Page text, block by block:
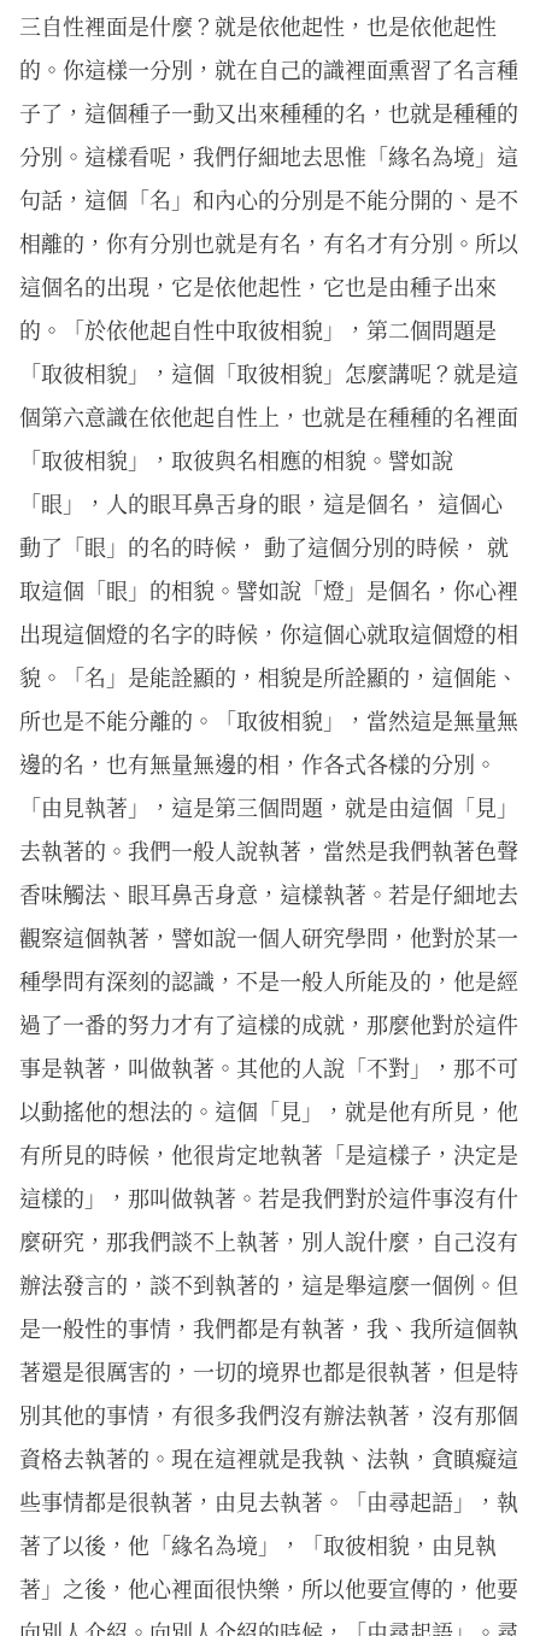
三自性裡面是什麼？就是依他起性，也是依他起性
的。你這樣一分別，就在自己的識裡面熏習了名言種
子了，這個種子一動又出來種種的名，也就是種種的
分別。這樣看呢，我們仔細地去思惟「緣名為境」這
句話，這個「名」和內心的分別是不能分開的、是不
相離的，你有分別也就是有名，有名才有分別。所以
這個名的出現，它是依他起性，它也是由種子出來
的。「於依他起自性中取彼相貌」，第二個問題是
「取彼相貌」，這個「取彼相貌」怎麼講呢？就是這
個第六意識在依他起自性上，也就是在種種的名裡面
「取彼相貌」，取彼與名相應的相貌。譬如說
「眼」，人的眼耳鼻舌身的眼，這是個名， 這個心
動了「眼」的名的時候， 動了這個分別的時候， 就
取這個「眼」的相貌。譬如說「燈」是個名，你心裡
出現這個燈的名字的時候，你這個心就取這個燈的相
貌。「名」是能詮顯的，相貌是所詮顯的，這個能、
所也是不能分離的。「取彼相貌」，當然這是無量無
邊的名，也有無量無邊的相，作各式各樣的分別。
「由見執著」，這是第三個問題，就是由這個「見」
去執著的。我們一般人說執著，當然是我們執著色聲
香味觸法、眼耳鼻舌身意，這樣執著。若是仔細地去
觀察這個執著，譬如說一個人研究學問，他對於某一
種學問有深刻的認識，不是一般人所能及的，他是經
過了一番的努力才有了這樣的成就，那麼他對於這件
事是執著，叫做執著。其他的人說「不對」，那不可
以動搖他的想法的。這個「見」，就是他有所見，他
有所見的時候，他很肯定地執著「是這樣子，決定是
這樣的」，那叫做執著。若是我們對於這件事沒有什
麼研究，那我們談不上執著，別人說什麼，自己沒有
辦法發言的，談不到執著的，這是舉這麼一個例。但
是一般性的事情，我們都是有執著，我、我所這個執
著還是很厲害的，一切的境界也都是很執著，但是特
別其他的事情，有很多我們沒有辦法執著，沒有那個
資格去執著的。現在這裡就是我執、法執，貪瞋癡這
些事情都是很執著，由見去執著。「由尋起語」，執
著了以後，他「緣名為境」，「取彼相貌，由見執
著」之後，他心裡面很快樂，所以他要宣傳的，他要